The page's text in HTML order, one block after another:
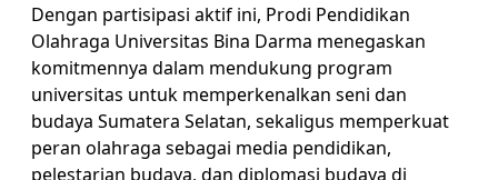
Dengan partisipasi aktif ini, Prodi Pendidikan
Olahraga Universitas Bina Darma menegaskan
komitmennya dalam mendukung program
universitas untuk memperkenalkan seni dan
budaya Sumatera Selatan, sekaligus memperkuat
peran olahraga sebagai media pendidikan,
pelestarian budaya, dan diplomasi budaya di